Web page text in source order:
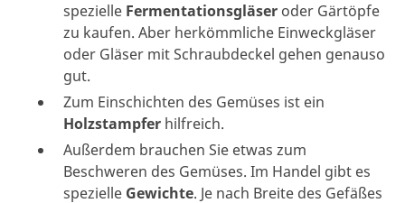
spezielle Fermentationsgläser oder Gärtöpfe
zu kaufen. Aber herkömmliche Einweckgläser
oder Gläser mit Schraubdeckel gehen genauso
gut.
Zum Einschichten des Gemüses ist ein
Holzstampfer hilfreich.
Außerdem brauchen Sie etwas zum
Beschweren des Gemüses. Im Handel gibt es
spezielle Gewichte. Je nach Breite des Gefäßes